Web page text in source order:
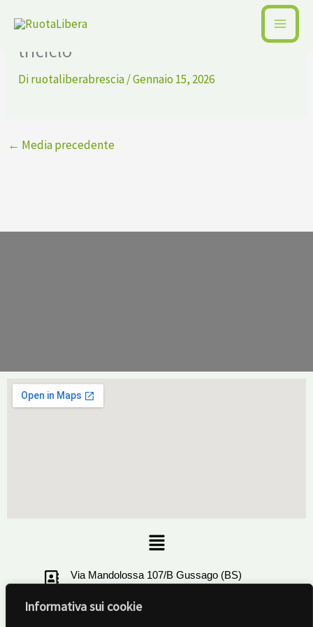
Informativa sui cookie
contenuto
pfautec-combo-special-ebike-
triciclo
Diruotaliberabrescia/Gennaio 15, 2026
← Media precedente
Menu
Via Mandolossa 107/B Gussago (BS)
+39 030321506